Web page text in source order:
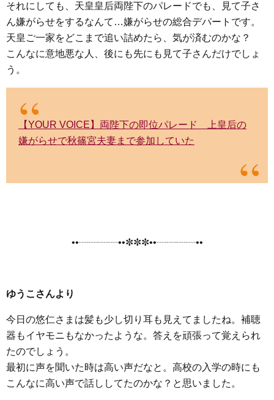
それにしても、天皇皇后両陛下のパレードでも、見て子さ
ん嫌がらせをするなんて…嫌がらせの総合デパートです。
天皇ご一家をどこまで追い詰めたら、気が済むのかな？
こんなに意地悪な人、後にも先にも見て子さんだけでしょ
う。
【YOUR VOICE】両陛下の即位パレード 上皇后の
嫌がらせで秋篠宮夫妻まで参加していた
••┈┈┈┈••✼✼✼••┈┈┈┈••
ゆうこさんより
今日の悠仁さまは髪も少し切り耳も見えてましたね。補聴
器もイヤモニもなかったような。答えを頑張って覚えられ
たのでしょう。
最初に声を聞いた時は高い声だなと。高校の入学の時にも
こんなに高い声で話ししてたのかな？と思いました。